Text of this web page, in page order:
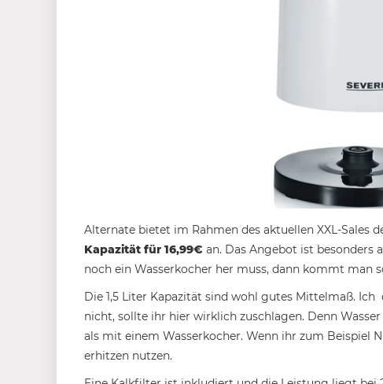
Alternate bietet im Rahmen des aktuellen XXL-Sales
Kapazität für 16,99€ an. Das Angebot ist besonders
noch ein Wasserkocher her muss, dann kommt
Die 1,5 Liter Kapazität sind wohl gutes Mittelmaß. Ich
nicht, sollte ihr hier wirklich zuschlagen. Denn
als mit einem Wasserkocher. Wenn ihr zum Beispiel
erhitzen nutzen.